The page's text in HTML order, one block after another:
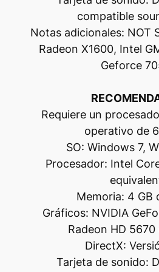
compatible
Notas adicionales: NOT
Radeon X1600, Intel
Geforce
Requiere un
operativo de
SO: Windows 7,
Procesador: Intel
Memoria: 4 GB
Gráficos: NVIDIA
Radeon HD
DirectX:
Tarjeta de sonido: